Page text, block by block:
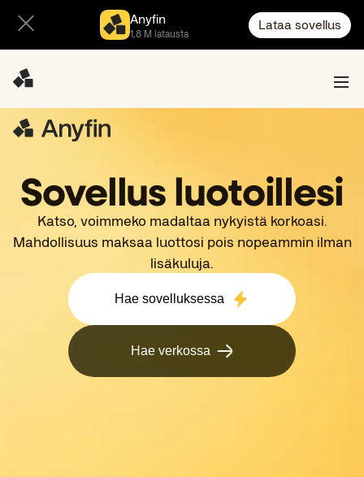
Anyfin
1,8 M latausta
Lataa sovellus
Sovellus luotoillesi
Katso, voimmeko madaltaa nykyistä korkoasi.
Mahdollisuus maksaa luottosi pois nopeammin ilman
lisäkuluja.
Hae verkossa
Hae sovelluksessa